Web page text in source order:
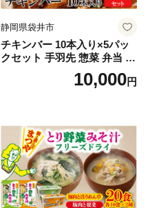
静岡県袋井市
チキンバー 10本入り×5パッ
クセット 手羽先 惣菜 弁当 お
かず お酒 おつまみ ギフト キ
ャンプ アウトドア キャンプ
10,000円